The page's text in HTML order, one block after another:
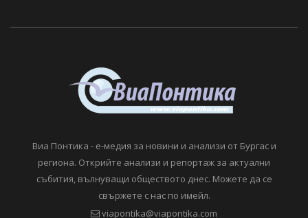
Виа Понтика - е-медия за новини и анализи от Бургас и
региона. Открийте анализи и репортаж за актуални
събития, вълнуващи обществото днес. Можете да се
свържете с нас по имейл.
viapontika@viapontika.com